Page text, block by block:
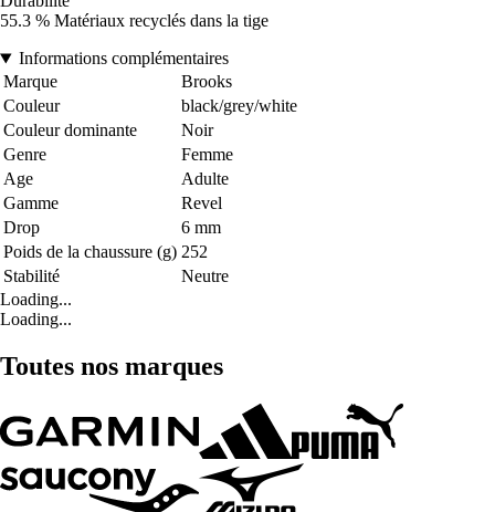
55.3 % Matériaux recyclés dans la tige
Informations complémentaires
Marque
Brooks
Couleur
black/grey/white
Couleur dominante
Noir
Genre
Femme
Age
Adulte
Gamme
Revel
Drop
6 mm
Poids de la chaussure (g) 252
Stabilité
Neutre
Loading...
Loading...
Toutes nos marques